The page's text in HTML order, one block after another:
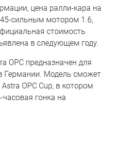
цена ралли-кара на
сильным мотором 1.6,
стоимость
в следующем году.
OPC предназначен для
Германии. Модель сможет
OPC Cup, в котором
гонка на